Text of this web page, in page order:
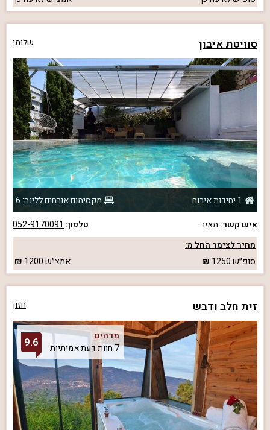
סוויטת איבון שלומי
1 יחידות אירוח
מקסימום אורחים ללינה: 6
איש קשר: מאיר טלפון: 052-9170091
מחיר לצימר החל מ:
סופ״ש1250 אמצ״ש1200
זית חלב ודבש חזון
מדהים
7 חוות דעת אמיתיות
9.6